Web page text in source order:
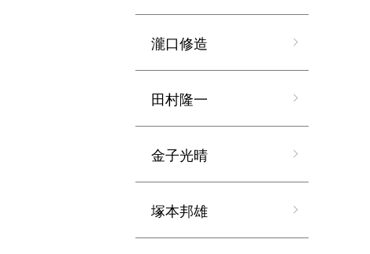
瀧口修造
田村隆一
金子光晴
塚本邦雄